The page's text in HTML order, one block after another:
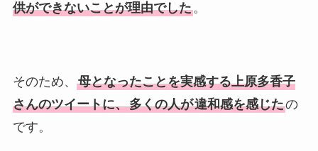
供ができないことが理由でした。
そのため、 母となったことを実感する上原多香子
さんのツイートに、多くの人が違和感を感じたの
です。